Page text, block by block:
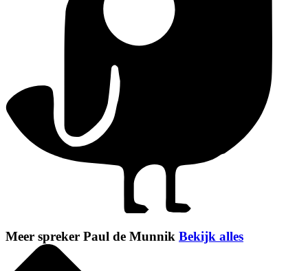
Meer spreker Paul de Munnik Bekijk alles